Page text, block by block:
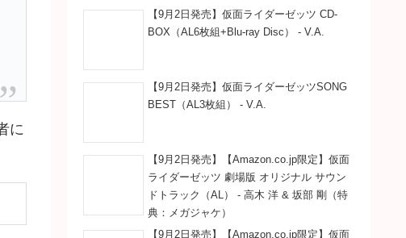
に
【9月2日発売】仮面ライダーゼッツ CD-
BOX（AL6枚組+Blu-ray Disc） - V.A.
【9月2日発売】仮面ライダーゼッツSONG
BEST（AL3枚組） - V.A.
【9月2日発売】【Amazon.co.jp限定】仮面
ライダーゼッツ 劇場版 オリジナル サウン
ドトラック（AL） - 高木 洋 & 坂部 剛（特
典：メガジャケ）
【9月2日発売】【Amazon.co.jp限定】仮面